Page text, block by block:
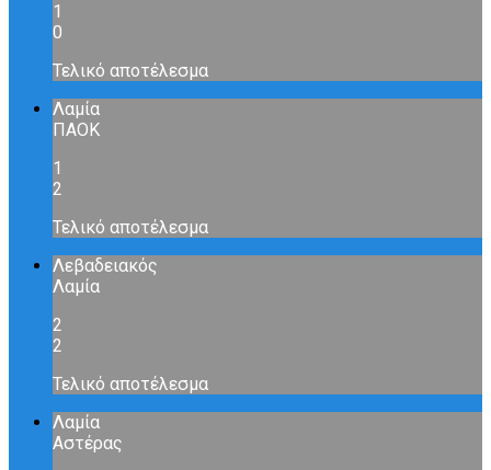
1
0
Τελικό αποτέλεσμα
Λαμία
ΠΑΟΚ
1
2
Τελικό αποτέλεσμα
Λεβαδειακός
Λαμία
2
2
Τελικό αποτέλεσμα
Λαμία
Αστέρας